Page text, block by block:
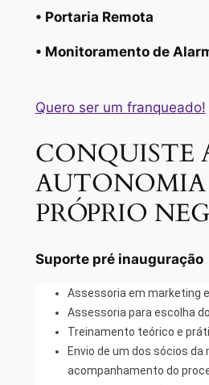
• Portaria Remota
• Monitoramento de
Quero ser um franqueado!
CONQUISTE
AUTONOMIA
PRÓPRIO
Suporte pré inauguração
Assessoria em marketing
Assessoria para escolha
Treinamento teórico e
Envio de um dos sócios da
acompanhamento do